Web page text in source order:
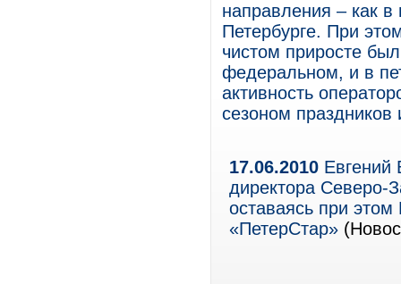
направления – как
Петербурге. При
чистом приросте
федеральном, и в
активность
сезоном праздников
17.06.2010 Евгений
директора
оставаясь при
«ПетерСтар»